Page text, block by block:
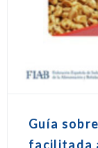
Guía
facilitada